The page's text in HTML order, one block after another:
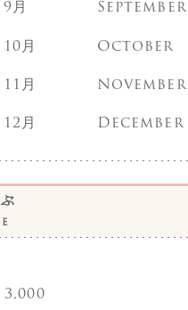
めのう
水晶
ラ
めのう
アメジスト
ニキス
ストーン
ルチルクォーツ
9月 September
10月 October
11月 November
12月 December
3,000